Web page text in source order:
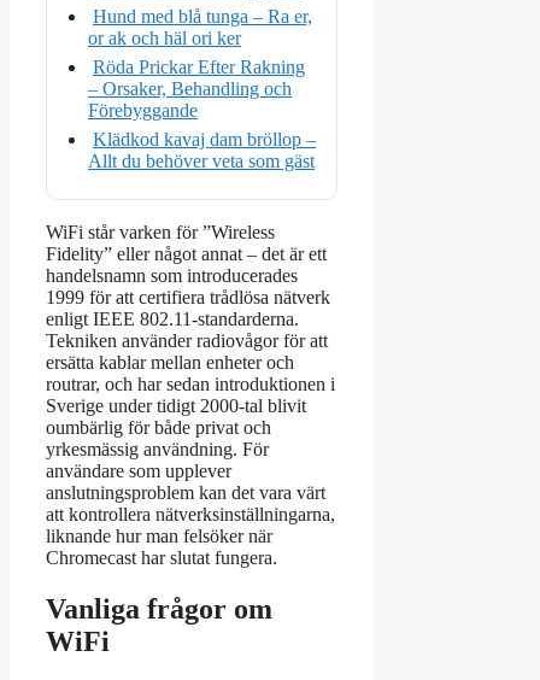
Hund med blå tunga – Ra er,
or ak och häl ori ker
Röda Prickar Efter Rakning
– Orsaker, Behandling och
Förebyggande
Klädkod kavaj dam bröllop –
Allt du behöver veta som gäst
WiFi står varken för ”Wireless
Fidelity” eller något annat – det är ett
handelsnamn som introducerades
1999 för att certifiera trådlösa nätverk
enligt IEEE 802.11-standarderna.
Tekniken använder radiovågor för att
ersätta kablar mellan enheter och
routrar, och har sedan introduktionen i
Sverige under tidigt 2000-tal blivit
oumbärlig för både privat och
yrkesmässig användning. För
användare som upplever
anslutningsproblem kan det vara värt
att kontrollera nätverksinställningarna,
liknande hur man felsöker när
Chromecast har slutat fungera.
Vanliga frågor om
WiFi